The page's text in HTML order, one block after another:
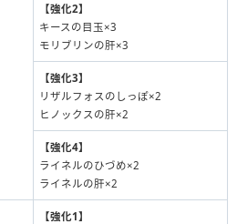
【強化2】
キースの目玉×3
モリブリンの肝×3
【強化3】
リザルフォスのしっぽ×2
ヒノックスの肝×2
【強化4】
ライネルのひづめ×2
ライネルの肝×2
【強化1】